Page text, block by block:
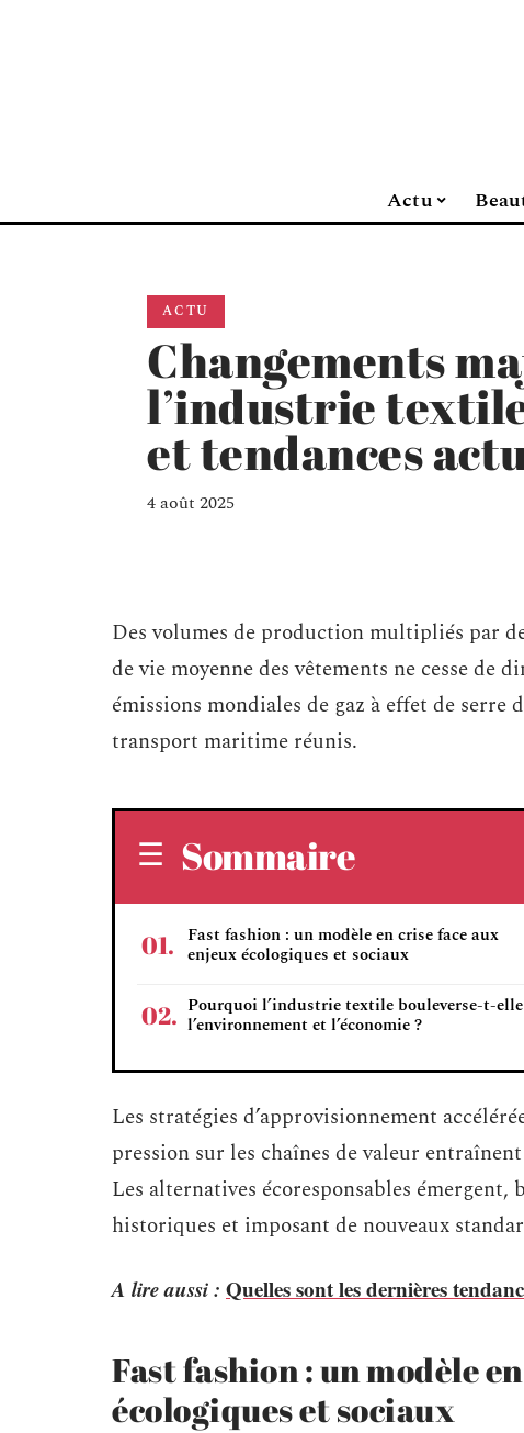
Actu
ACTU
Changements
l’industrie
et tendances
4 août 2025
Des volumes de production multipliés par
de vie moyenne des vêtements ne cesse de
émissions mondiales de gaz à effet de serre
transport maritime réunis.
Sommaire
Fast fashion : un modèle en crise face aux
enjeux écologiques et sociaux
Pourquoi l’industrie textile bouleverse-t-elle
l’environnement et l’économie ?
Les stratégies d’approvisionnement
pression sur les chaînes de valeur
Les alternatives écoresponsables
historiques et imposant de nouveaux
A lire aussi : Quelles sont les dernières
Fast fashion : un modèle
écologiques et sociaux